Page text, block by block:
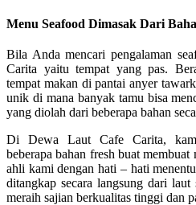
Menu Seafood Dimasak Dari
Bila Anda mencari pengalaman
Carita yaitu tempat yang pas.
tempat makan di pantai anyer
unik di mana banyak tamu bisa
yang diolah dari beberapa bahan
Di Dewa Laut Cafe Carita,
beberapa bahan fresh buat
ahli kami dengan hati – hati
ditangkap secara langsung dari
meraih sajian berkualitas tinggi dan